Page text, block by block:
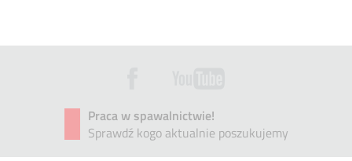
Praca w spawalnictwie!
Sprawdź kogo aktualnie poszukujemy